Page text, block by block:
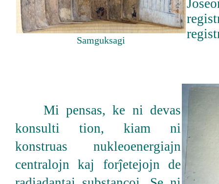
Samguksagi
Mi pensas, ke ni devas
konsulti tion, kiam ni
konstruas nukleoenergiajn
centralojn kaj forĵetejojn de